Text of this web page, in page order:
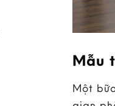
Mẫu
Một